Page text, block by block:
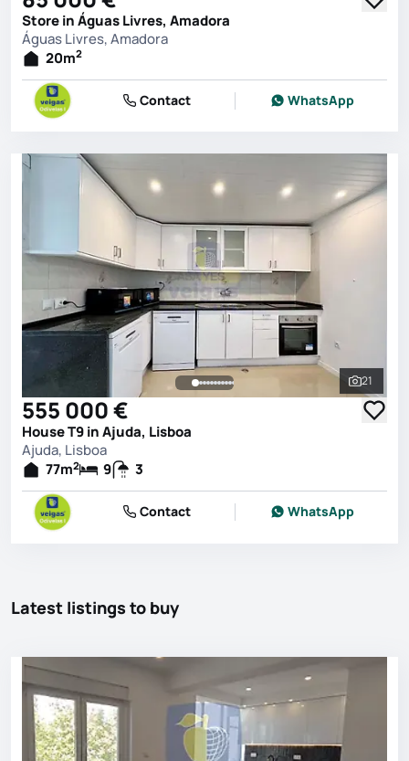
Store in Águas Livres, Amadora
Águas Livres, Amadora
20m2
Contact WhatsApp
See all
21
555 000 €
House T9 in Ajuda, Lisboa
Ajuda, Lisboa
77m2 9 3
Contact WhatsApp
Latest listings to buy